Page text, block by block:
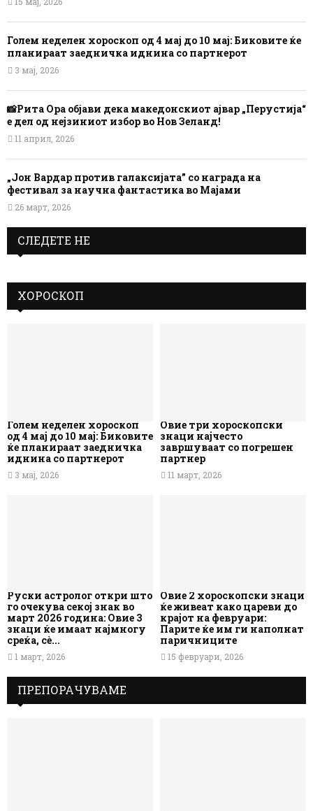
Голем неделен хороскоп од 4 мај до 10 мај: Биковите ќе
планираат заедничка иднина со партнерот
3 мај, 2026
📸Рита Ора објави дека македонскиот ајвар „Перустија“
е дел од нејзиниот избор во Нов Зеланд!
11 април, 2026
„Јон Вардар против галаксијата” со награда на
фестивал за научна фантастика во Мајами
26 март, 2026
СЛЕДЕТЕ НЕ
ХОРОСКОП
Голем неделен хороскоп
од 4 мај до 10 мај: Биковите
ќе планираат заедничка
иднина со партнерот
3 мај, 2026
Овие три хороскопски
знаци најчесто
завршуваат со погрешен
партнер
11 март, 2026
Руски астролог откри што
го очекува секој знак во
март 2026 година: Овие 3
знаци ќе имаат најмногу
среќа, сè...
1 март, 2026
Овие 2 хороскопски знаци
ќе живеат како цареви до
крајот на февруари:
Парите ќе им ги наполнат
паричниците
15 февруари, 2026
ПРЕПОРАЧУВАМЕ